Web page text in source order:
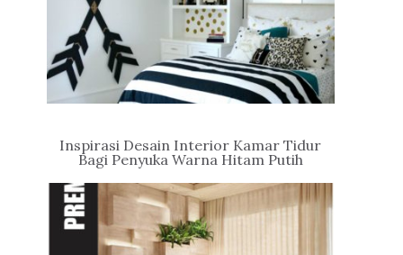
Inspirasi Desain Interior Kamar Tidur
Bagi Penyuka Warna Hitam Putih